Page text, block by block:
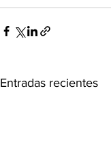
Entradas recientes